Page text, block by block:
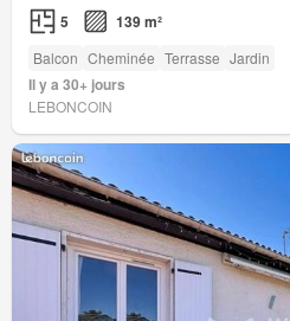
5 139 m²
Balcon Cheminée Terrasse Jardin
Il y a 30+ jours
LEBONCOIN